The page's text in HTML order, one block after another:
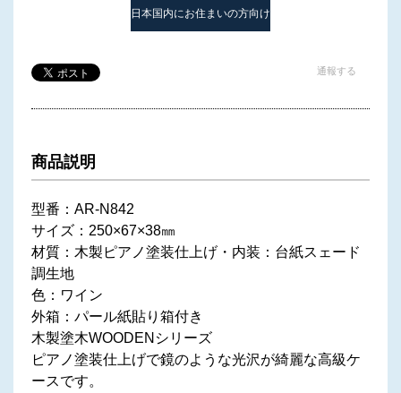
日本国内にお住まいの方向け
通報する
商品説明
型番：AR-N842
サイズ：250×67×38㎜
材質：木製ピアノ塗装仕上げ・内装：台紙スェード
調生地
色：ワイン
外箱：パール紙貼り箱付き
木製塗木WOODENシリーズ
ピアノ塗装仕上げで鏡のような光沢が綺麗な高級ケ
ースです。